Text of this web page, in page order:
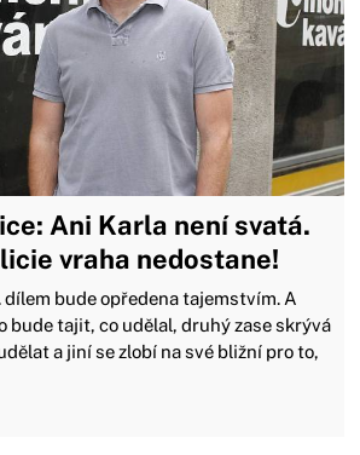
Ani Karla není svatá.
vraha nedostane!
dílem bude opředena tajemstvím. A
bude tajit, co udělal, druhý zase skrývá
a jiní se zlobí na své bližní pro to,